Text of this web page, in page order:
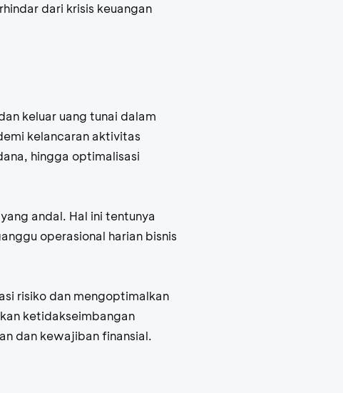
dari krisis keuangan
keluar uang tunai dalam
kelancaran aktivitas
hingga optimalisasi
andal. Hal ini tentunya
operasional harian bisnis
risiko dan mengoptimalkan
ketidakseimbangan
dan kewajiban finansial.